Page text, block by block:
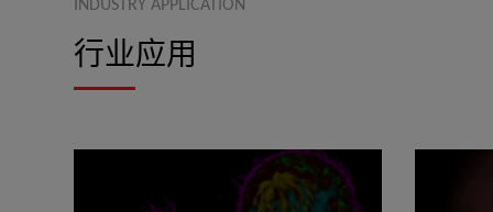
INDUSTRY APPLICATION
行业应用